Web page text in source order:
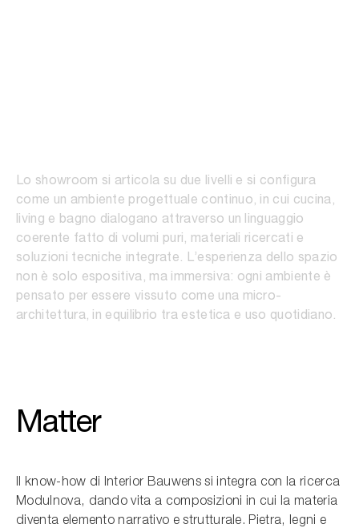
Lo showroom si articola su due livelli e si configura
come un ambiente progettuale continuo, in cui cucina,
living e bagno dialogano attraverso un linguaggio
coerente fatto di volumi puri, materiali ricercati e
soluzioni tecniche integrate. L’esperienza dello spazio
non è solo espositiva, ma immersiva: ogni ambiente è
pensato per essere vissuto come una micro-
architettura, in equilibrio tra estetica e uso quotidiano.
Matter
Il know-how di Interior Bauwens si integra con la ricerca
Modulnova, dando vita a composizioni in cui la materia
diventa elemento narrativo e strutturale. Pietra, legni e